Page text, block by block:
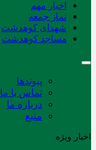
اخبار مهم
نماز جمعه
شهدای کوهدشت
مساجد کوهدشت
پیوندها
تماس با ما
درباره ما
منبع
اخبار ویژه